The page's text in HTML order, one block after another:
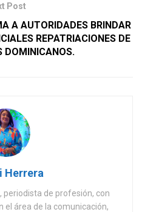
Post
A AUTORIDADES BRINDAR
REPATRIACIONES DE
DOMINICANOS.
Herrera
periodista de profesión, con
el área de la comunicación,